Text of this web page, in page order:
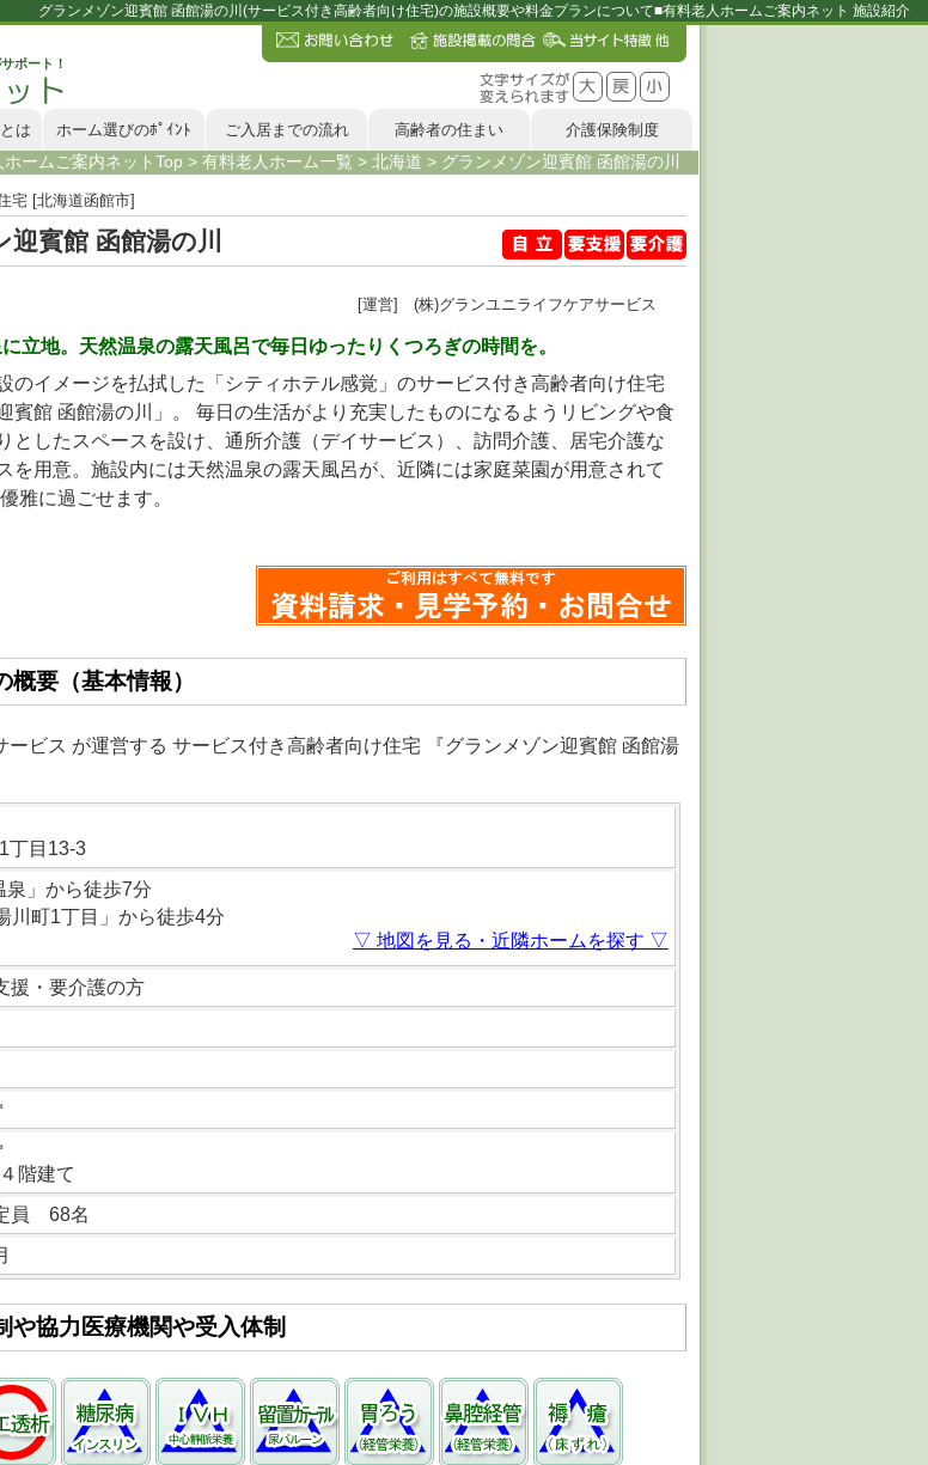
グランメゾン迎賓館 函館湯の川(サービス付き高齢者向け住宅)の施設概要や料金プランについて■有料老人ホームご案内ネット 施設紹介
ポート！
は ホーム選びのﾎﾟｲﾝﾄ ご入居までの流れ 高齢者の住まい
介護保険制度
ホームご案内ネットTop > 有料老人ホーム一覧 > 北海道 > グランメゾン迎賓館 函館湯の川
宅 [北海道函館市]
賓館 函館湯の川
[運営] (株)グランユニライフケアサービス
立地。天然温泉の露天風呂で毎日ゆったりくつろぎの時間を。
のイメージを払拭した「シティホテル感覚」のサービス付き高齢者向け住宅
賓館 函館湯の川」。 毎日の生活がより充実したものになるようリビングや食
としたスペースを設け、通所介護（デイサービス）、訪問介護、居宅介護な
を用意。施設内には天然温泉の露天風呂が、近隣には家庭菜園が用意されて
雅に過ごせます。
要（基本情報）
ビス が運営する サービス付き高齢者向け住宅 『グランメゾン迎賓館 函館湯
丁目13-3
泉」から徒歩7分
川町1丁目」から徒歩4分
▽ 地図を見る・近隣ホームを探す ▽
援・要介護の方
階建て
68名
や協力医療機関や受入体制